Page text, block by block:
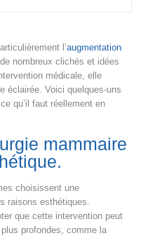
l’augmentation
nombreux clichés et idées
médicale, elle
éclairée. Voici quelques-uns
qu’il faut réellement en
mammaire
choisissent une
raisons esthétiques.
que cette intervention peut
profondes, comme la